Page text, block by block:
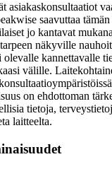
asiakaskonsultaatiot
saavuttaa
jo kantavat
näkyville
kannettavalle
välille.
on ehdottoman
tietoja,
laitteelta.